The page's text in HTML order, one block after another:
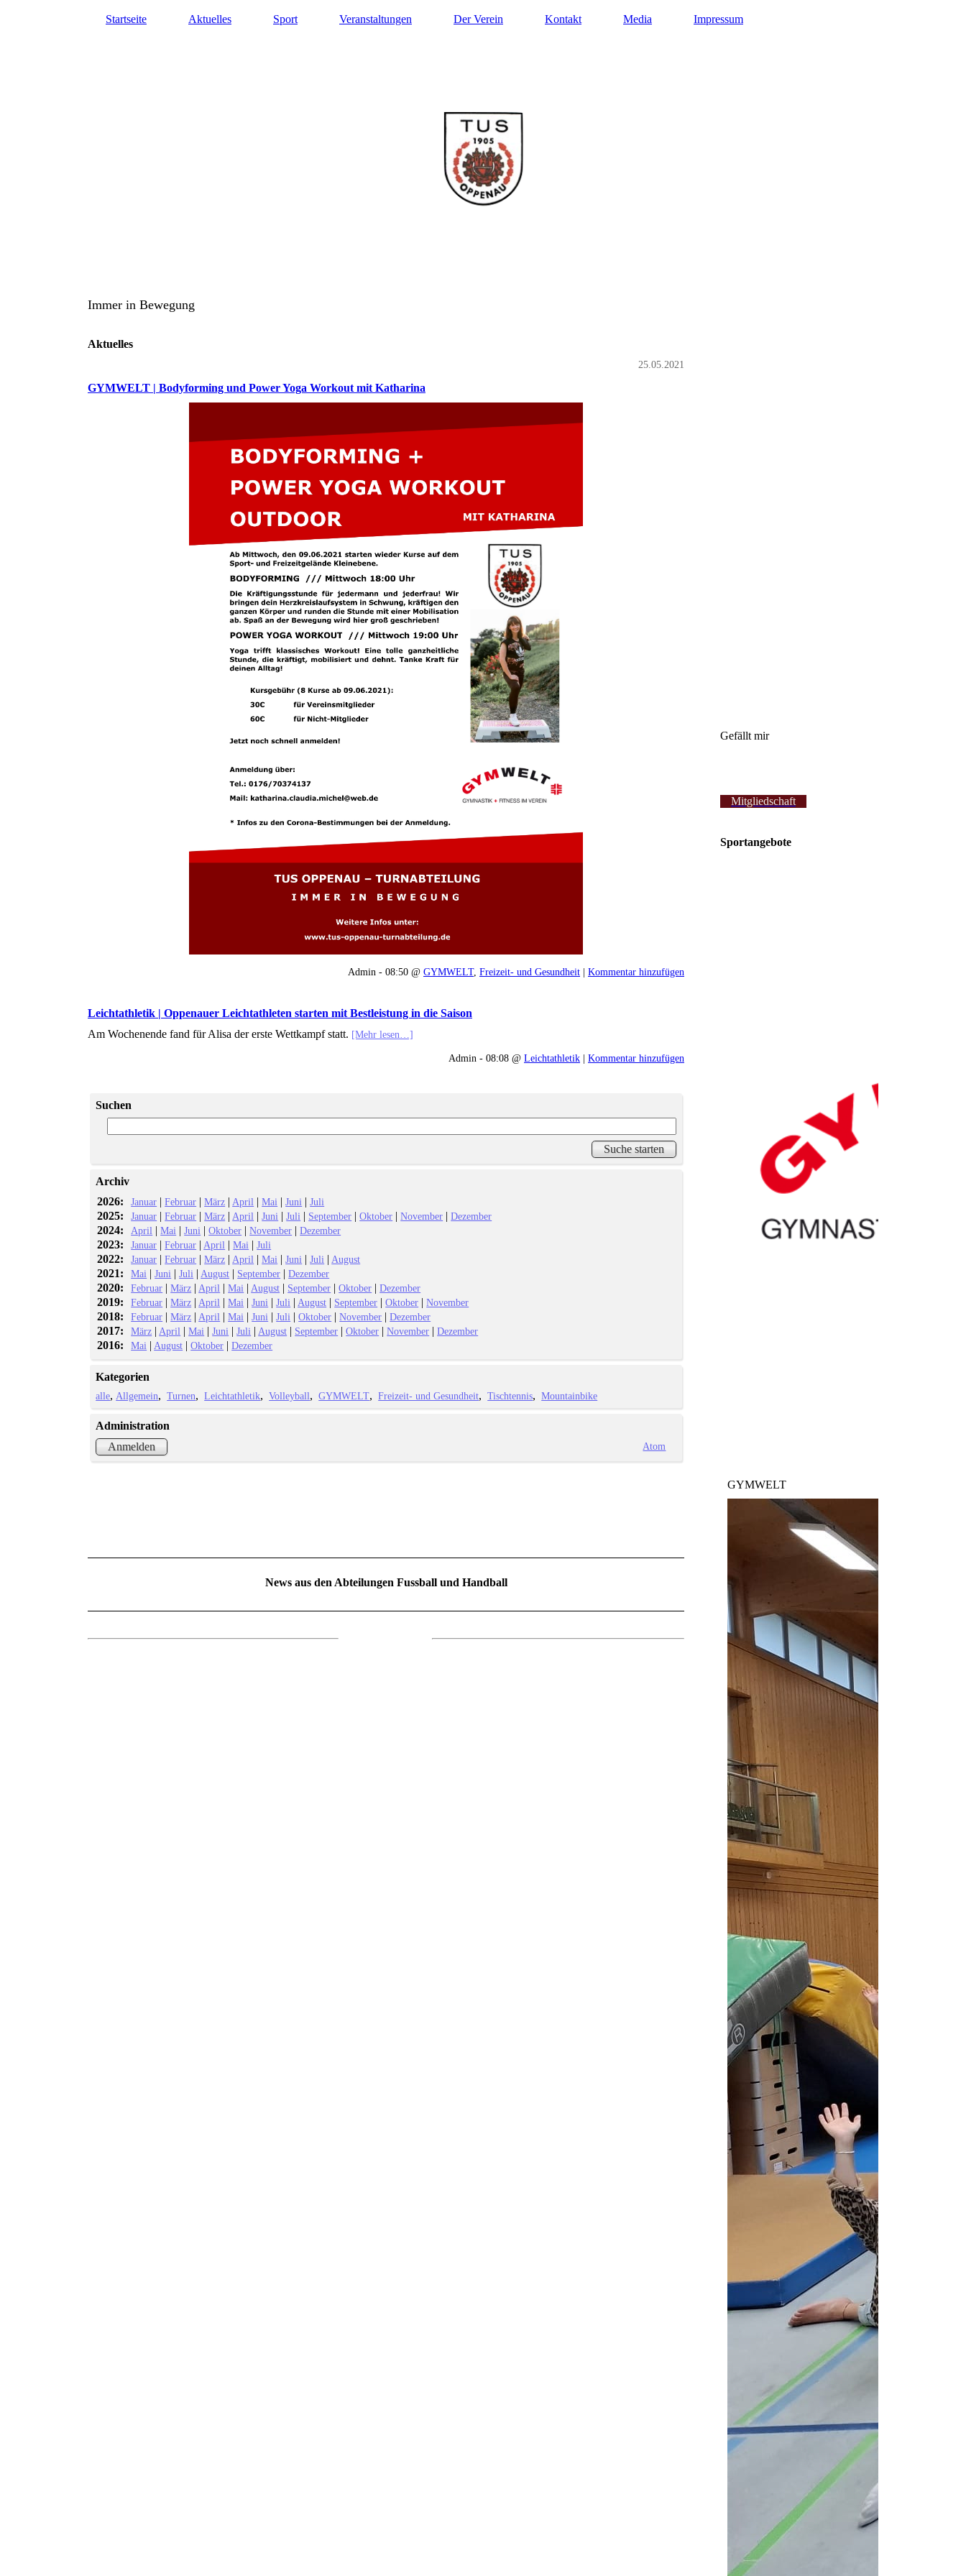
Startseite Aktuelles Sport Veranstaltungen Der Verein Kontakt Media Impressum
Immer in Bewegung
Aktuelles
25.05.2021
GYMWELT | Bodyforming und Power Yoga Workout mit Katharina
Admin - 08:50 @ GYMWELT, Freizeit- und Gesundheit | Kommentar hinzufügen
Leichtathletik | Oppenauer Leichtathleten starten mit Bestleistung in die Saison
Am Wochenende fand für Alisa der erste Wettkampf statt. [Mehr lesen…]
Admin - 08:08 @ Leichtathletik | Kommentar hinzufügen
Suchen
Archiv
2026:
Januar |Februar |März | April |Mai |Juni |Juli
2025: Januar |Februar |März | April |Juni |Juli | September |Oktober |November |Dezember
2024: April |Mai |Juni |Oktober |November |Dezember
2023: Januar |Februar | April |Mai |Juli
2022: Januar |Februar |März | April |Mai |Juni |Juli | August
2021: Mai |Juni |Juli | August | September |Dezember
2020: Februar |März | April |Mai | August | September |Oktober |Dezember
2019: Februar |März | April |Mai |Juni |Juli | August | September |Oktober |November
2018: Februar |März | April |Mai |Juni |Juli |Oktober |November |Dezember
2017: März | April |Mai |Juni |Juli | August | September |Oktober |November |Dezember
2016: Mai | August |Oktober |Dezember
Kategorien
alle Allgemein Turnen Leichtathletik Volleyball GYMWELT Freizeit- und Gesundheit Tischtennis Mountainbike
Administration
Anmelden
Atom
News aus den Abteilungen Fussball und Handball
Gefällt mir
Mitgliedschaft
Sportangebote
GYMWELT